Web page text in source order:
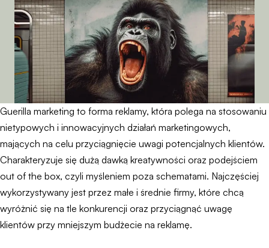
Guerilla marketing to forma reklamy, która polega na stosowaniu
nietypowych i innowacyjnych działań marketingowych,
mających na celu przyciągnięcie uwagi potencjalnych klientów.
Charakteryzuje się dużą dawką kreatywności oraz podejściem
out of the box, czyli myśleniem poza schematami. Najczęściej
wykorzystywany jest przez małe i średnie firmy, które chcą
wyróżnić się na tle konkurencji oraz przyciągnąć uwagę
klientów przy mniejszym budżecie na reklamę.